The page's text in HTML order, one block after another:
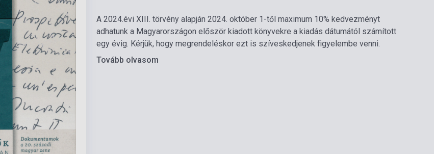
A 2024.évi XIII. törvény alapján 2024. október 1-től maximum 10% kedvezményt
adhatunk a Magyarországon először kiadott könyvekre a kiadás dátumától számított
egy évig. Kérjük, hogy megrendeléskor ezt is szíveskedjenek figyelembe venni.
Tovább olvasom